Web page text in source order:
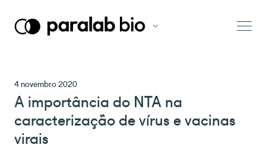
4 novembro 2020
A importância do NTA na
caracterização de vírus e vacinas
virais